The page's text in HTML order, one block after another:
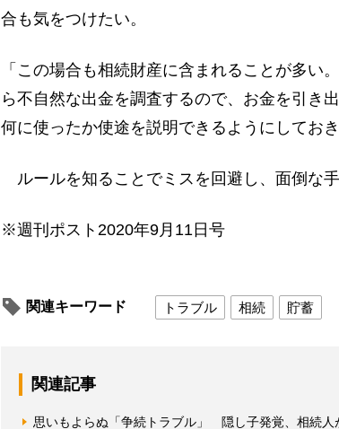
合も気をつけたい。
「この場合も相続財産に含まれることが多い
ら不自然な出金を調査するので、お金を引き
何に使ったか使途を説明できるようにしてお
ルールを知ることでミスを回避し、面倒な
※週刊ポスト2020年9月11日号
関連キーワード トラブル 相続 貯蓄
関連記事
思いもよらぬ「争続トラブル」 隠し子発覚、相続人